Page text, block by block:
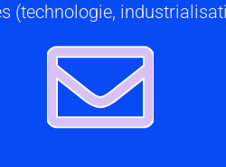
(technologie,